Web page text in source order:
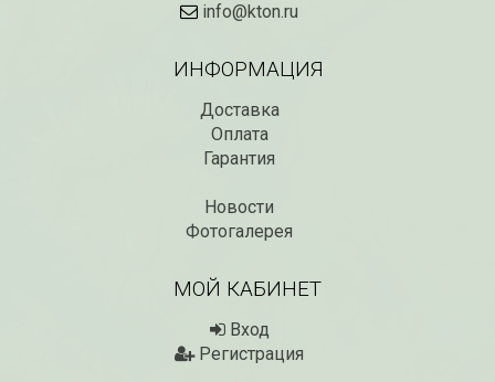
СКИДКИ 15 % НА ДУГИ, ЗАБОРЫ,
Скидки 15% !!! При заказе
товаров на сумму от 1000 руб. с
16 марта по 31 марта 2024...
ЧИТАТЬ ДАЛЕЕ →
info@kton.ru
ИНФОРМАЦИЯ
Доставка
Оплата
Гарантия
Новости
Фотогалерея
МОЙ КАБИНЕТ
Вход
Регистрация